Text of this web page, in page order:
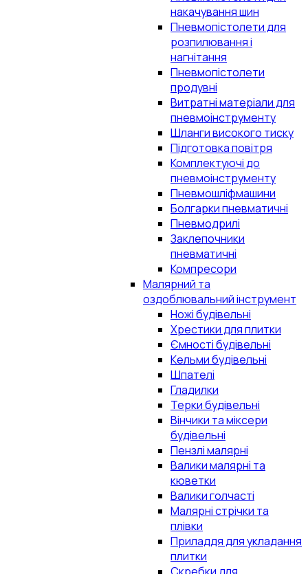
накачування шин
Пневмопістолети для
розпилювання і
нагнітання
Пневмопістолети
продувні
Витратні матеріали для
пневмоінструменту
Шланги високого тиску
Підготовка повітря
Комплектуючі до
пневмоінструменту
Пневмошліфмашини
Болгарки пневматичні
Пневмодрилі
Заклепочники
пневматичні
Компресори
Малярний та
оздоблювальний інструмент
Ножі будівельні
Хрестики для плитки
Ємності будівельні
Кельми будівельні
Шпателі
Гладилки
Терки будівельні
Вінчики та міксери
будівельні
Пензлі малярні
Валики малярні та
кюветки
Валики голчасті
Малярні стрічки та
плівки
Приладдя для укладання
плитки